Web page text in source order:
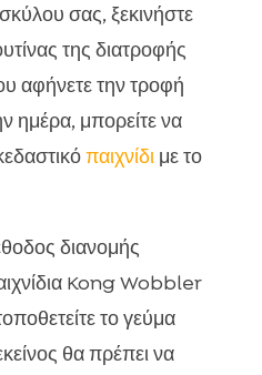
σας, ξεκινήστε
της διατροφής
αφήνετε την τροφή
ημέρα, μπορείτε να
παιχνίδιμε το
διανομής
Kong Wobbler
το γεύμα
θα πρέπει να